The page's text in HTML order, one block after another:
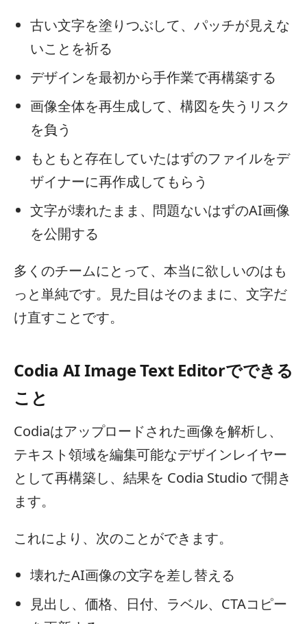
古い文字を塗りつぶして、パッチが見えな
いことを祈る
デザインを最初から手作業で再構築する
画像全体を再生成して、構図を失うリスク
を負う
もともと存在していたはずのファイルをデ
ザイナーに再作成してもらう
文字が壊れたまま、問題ないはずのAI画像
を公開する
多くのチームにとって、本当に欲しいのはも
っと単純です。見た目はそのままに、文字だ
け直すことです。
Codia AI Image Text Editorでできる
こと
Codiaはアップロードされた画像を解析し、
テキスト領域を編集可能なデザインレイヤー
として再構築し、結果を Codia Studio で開き
ます。
これにより、次のことができます。
壊れたAI画像の文字を差し替える
見出し、価格、日付、ラベル、CTAコピー